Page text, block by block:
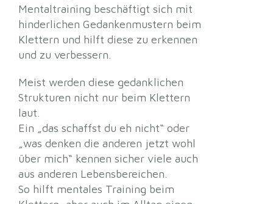
Mentaltraining beschäftigt sich mit
hinderlichen Gedankenmustern beim
Klettern und hilft diese zu erkennen
und zu verbessern.
Meist werden diese gedanklichen
Strukturen nicht nur beim Klettern
laut.
Ein „das schaffst du eh nicht“ oder
„was denken die anderen jetzt wohl
über mich“ kennen sicher viele auch
aus anderen Lebensbereichen.
So hilft mentales Training beim